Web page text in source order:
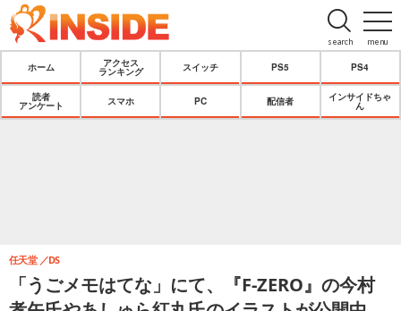
menu
search
ホーム
アクセス
ランキング
スイッチ PS5 PS4
読者
アンケート
スマホ PC 配信者
インサイドちゃ
ん
「うごメモはてな」にて、『F-ZERO』の今村
任天堂 DS